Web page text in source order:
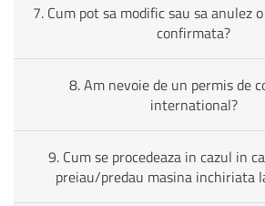
7. Cum pot sa modific sau sa anulez
confirmata?
8. Am nevoie de un permis de
international?
9. Cum se procedeaza in cazul in
preiau/predau masina inchiriata